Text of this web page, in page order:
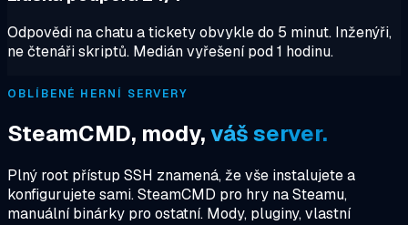
Odpovědi na chatu a tickety obvykle do 5 minut. Inženýři,
ne čtenáři skriptů. Medián vyřešení pod 1 hodinu.
OBLÍBENÉ HERNÍ SERVERY
SteamCMD, mody,váš server.
Plný root přístup SSH znamená, že vše instalujete a
konfigurujete sami. SteamCMD pro hry na Steamu,
manuální binárky pro ostatní. Mody, pluginy, vlastní